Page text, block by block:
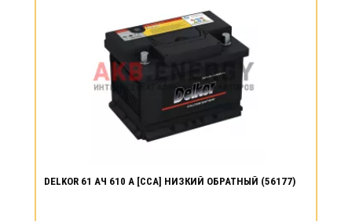
DELKOR 61 АЧ 610 А [CCA] НИЗКИЙ ОБРАТНЫЙ (56177)